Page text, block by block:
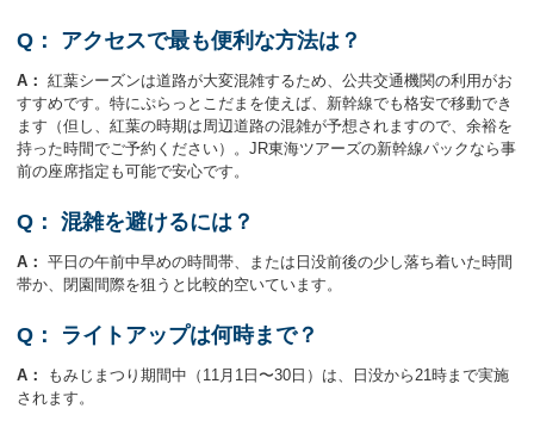
Q： アクセスで最も便利な方法は？
A： 紅葉シーズンは道路が大変混雑するため、公共交通機関の利用がお
すすめです。特にぷらっとこだまを使えば、新幹線でも格安で移動でき
ます（但し、紅葉の時期は周辺道路の混雑が予想されますので、余裕を
持った時間でご予約ください）。JR東海ツアーズの新幹線パックなら事
前の座席指定も可能で安心です。
Q： 混雑を避けるには？
A： 平日の午前中早めの時間帯、または日没前後の少し落ち着いた時間
帯か、閉園間際を狙うと比較的空いています。
Q： ライトアップは何時まで？
A：
もみじまつり期間中（11月1日〜30日）は、日没から21時まで実施
されます。